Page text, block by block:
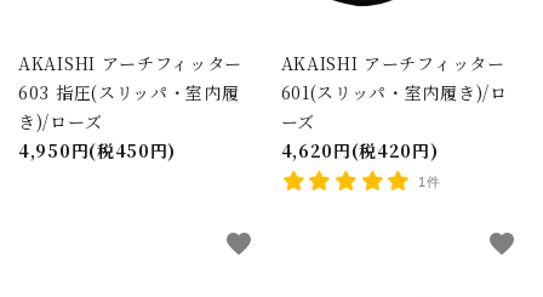
AKAISHI アーチフィッター
603 指圧(スリッパ・室内履
き)/ローズ
4,950円(税450円)
AKAISHI アーチフィッター
601(スリッパ・室内履き)/ロ
ーズ
4,620円(税420円)
1件
favorite favorite
キーワード